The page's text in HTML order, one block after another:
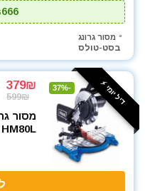
מגרזת
מדחס / קומפרסור
מולטיטול
מטען סוללות קירי
מכונת צביעה אירלס
מכונת שטיפה בלחץ
מכסחות דשא
מסור גרונג
בסט-טולס
דיל יומי ⚡️ -37%
379₪
599₪